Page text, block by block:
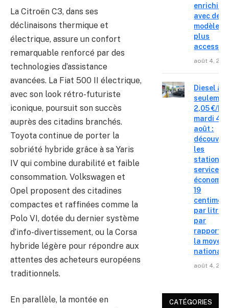
La Citroën C3, dans ses
déclinaisons thermique et
électrique, assure un confort
remarquable renforcé par des
technologies d’assistance
avancées. La Fiat 500 II électrique,
avec son look rétro-futuriste
iconique, poursuit son succès
auprès des citadins branchés.
Toyota continue de porter la
sobriété hybride grâce à sa Yaris
IV qui combine durabilité et faible
consommation. Volkswagen et
Opel proposent des citadines
compactes et raffinées comme la
Polo VI, dotée du dernier système
d’info-divertissement, ou la Corsa
hybride légère pour répondre aux
attentes des acheteurs européens
traditionnels.
En parallèle, la montée en
enrichie
avec des
modèles
plus
août 4,
Diesel à
2,05 €/L
mardi 4
août :
les
stations-
service où
19
centimes
par litre
par
rapport à
la
nationale
août 4,
CATÉGORIES